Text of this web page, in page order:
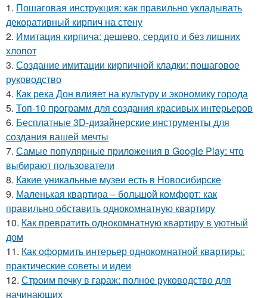
1. Пошаговая инструкция: как правильно укладывать
декоративный кирпич на стену
2. Имитация кирпича: дешево, сердито и без лишних
хлопот
3. Создание имитации кирпичной кладки: пошаговое
руководство
4. Как река Дон влияет на культуру и экономику города
5. Топ-10 программ для создания красивых интерьеров
6. Бесплатные 3D-дизайнерские инструменты для
создания вашей мечты
7. Самые популярные приложения в Google Play: что
выбирают пользователи
8. Какие уникальные музеи есть в Новосибирске
9. Маленькая квартира – большой комфорт: как
правильно обставить однокомнатную квартиру
10. Как превратить однокомнатную квартиру в уютный
дом
11. Как оформить интерьер однокомнатной квартиры:
практические советы и идеи
12. Строим печку в гараж: полное руководство для
начинающих